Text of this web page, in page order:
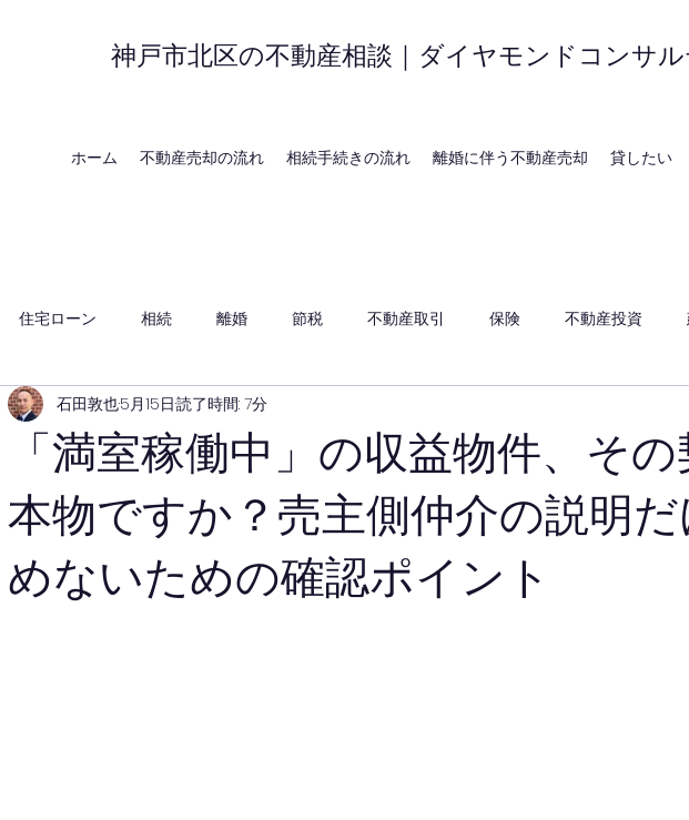
神戸市北区の不動産相談｜ダイヤモンドコンサ
ホーム 不動産売却の流れ 相続手続きの流れ 離婚に伴う不動産売却 貸したい
住宅ローン 相続 離婚 節税 不動産取引 保険 不動産投資
神戸の地域・時事
「満室稼働中」の収益物件、そ
本物ですか？売主側仲介の説明
めないための確認ポイント
石田敦也5月15日読了時間: 7分